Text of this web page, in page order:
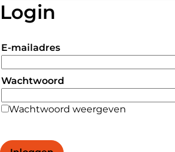
Login
E-mailadres
Wachtwoord
Wachtwoord weergeven